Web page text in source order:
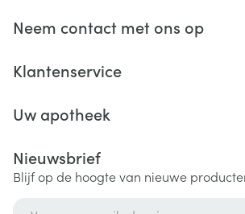
Neem contact met ons op
Klantenservice
Uw apotheek
Nieuwsbrief
Blijf op de hoogte van nieuwe